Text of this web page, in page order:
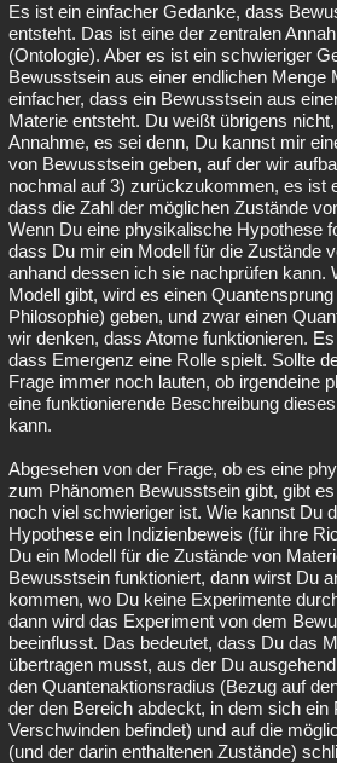
Es ist ein einfacher Gedanke, dass
entsteht. Das ist eine der zentralen
(Ontologie). Aber es ist ein schwieriger
Bewusstsein aus einer endlichen Menge
einfacher, dass ein Bewusstsein aus
Materie entsteht. Du weißt übrigens
Annahme, es sei denn, Du kannst mir
von Bewusstsein geben, auf der wir
nochmal auf 3) zurückzukommen, es ist
dass die Zahl der möglichen Zustände
Wenn Du eine physikalische Hypothese
dass Du mir ein Modell für die Zustände
anhand dessen ich sie nachprüfen kann.
Modell gibt, wird es einen
Philosophie) geben, und zwar einen
wir denken, dass Atome funktionieren.
dass Emergenz eine Rolle spielt. Sollte
Frage immer noch lauten, ob irgendeine
eine funktionierende Beschreibung
kann.
Abgesehen von der Frage, ob es eine
zum Phänomen Bewusstsein gibt, gibt
noch viel schwieriger ist. Wie kannst Du
Hypothese ein Indizienbeweis (für ihre
Du ein Modell für die Zustände von
Bewusstsein funktioniert, dann wirst Du
kommen, wo Du keine Experimente
dann wird das Experiment von dem
beeinflusst. Das bedeutet, dass Du das
übertragen musst, aus der Du
den Quantenaktionsradius (Bezug auf
der den Bereich abdeckt, in dem sich ein
Verschwinden befindet) und auf die
(und der darin enthaltenen Zustände)